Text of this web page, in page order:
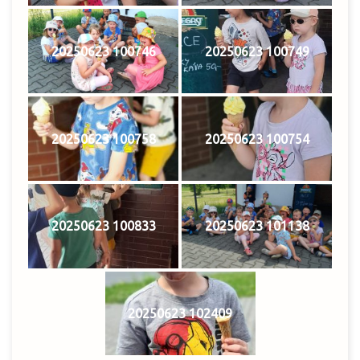
20250623 100746 20250623 100749
20250623 100758 20250623 100754
20250623 100833 20250623 101138
20250623 102409